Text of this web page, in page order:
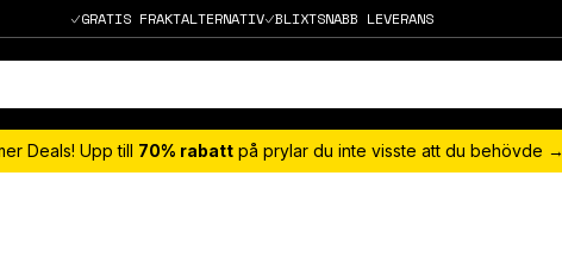
GRATIS FRAKTALTERNATIV BLIXTSNABB LEVERANS
Deals! Upp till 70% rabatt på prylar du inte visste att du behövde →